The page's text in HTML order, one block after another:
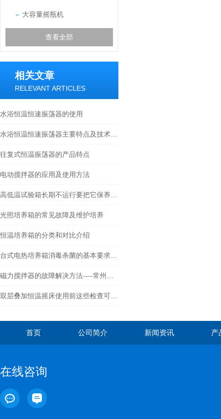
大容量摇瓶机
查看全部
相关文章
RELEVANT ARTICLES
水浴恒温恒速振荡器的使用
往复式恒温振荡器的产品特点
电动搅拌器的应用及使用方法
光照培养箱的常见故障及维护培养
恒温培养箱的分类和对比介绍
首页 公司简介 新闻资讯 产
在线咨询